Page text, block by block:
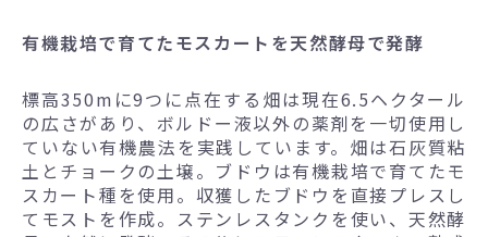
有機栽培で育てたモスカートを天然酵母で発酵
標高350mに9つに点在する畑は現在6.5ヘクタール
の広さがあり、ボルドー液以外の薬剤を一切使用し
ていない有機農法を実践しています。畑は石灰質粘
土とチョークの土壌。ブドウは有機栽培で育てたモ
スカート種を使用。収獲したブドウを直接プレスし
てモストを作成。ステンレスタンクを使い、天然酵